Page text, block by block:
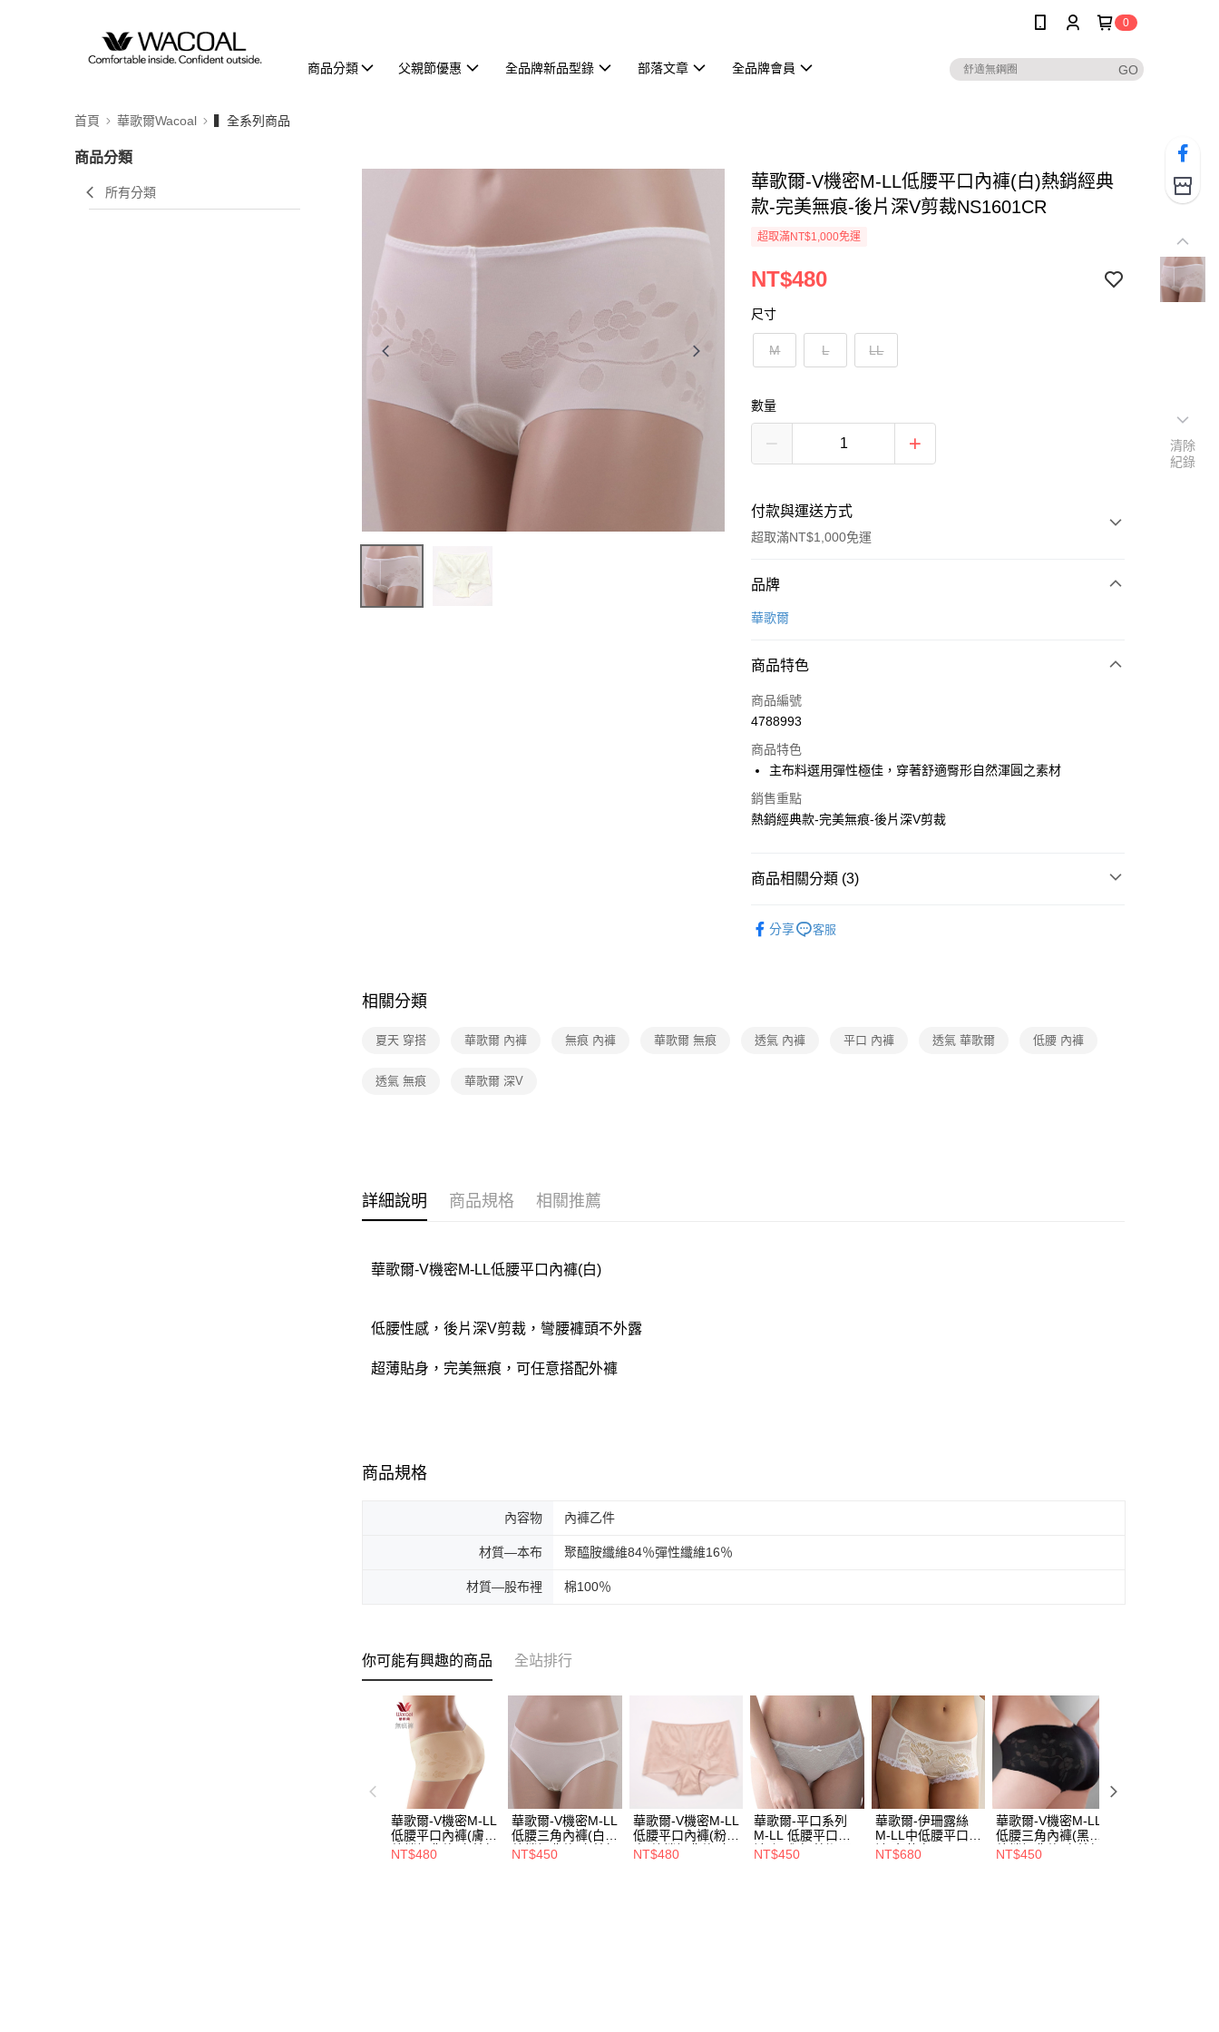
0
商品分類 父親節優惠 全品牌新品型錄 部落文章 全品牌會員
首頁 華歌爾Wacoal ▍全系列商品
商品分類
所有分類
華歌爾-V機密M-LL低腰平口內褲(白)熱銷經典
款-完美無痕-後片深V剪裁NS1601CR
超取滿NT$1,000免運
NT$480
尺寸
M L LL
數量
付款與運送方式
超取滿NT$1,000免運
付款方式
信用卡一次付款
街口支付
ATM付款
運送方式
每筆NT$80，滿NT$1,000(含以上)免運費
每筆NT$80，滿NT$1,000(含以上)免運費
每筆NT$80，滿NT$1,000(含以上)免運費
品牌
華歌爾
商品特色
商品編號
4788993
商品特色
主布料選用彈性極佳，穿著舒適臀形自然渾圓之素材
銷售重點
熱銷經典款-完美無痕-後片深V剪裁
商品相關分類 (3)
分享 客服
相關分類
夏天 穿搭 華歌爾 內褲 無痕 內褲 華歌爾 無痕 透氣 內褲 平口 內褲 透氣 華歌爾 低腰 內褲
透氣 無痕 華歌爾 深V
詳細說明 商品規格 相關推薦
華歌爾-V機密M-LL低腰平口內褲(白)
低腰性感，後片深V剪裁，彎腰褲頭不外露
超薄貼身，完美無痕，可任意搭配外褲
商品規格
內容物 內褲乙件
材質—本布 聚醯胺纖維84％彈性纖維16％
材質—股布裡 棉100％
你可能有興趣的商品 全站排行
華歌爾-V機密M-LL
低腰平口內褲(膚)
熱銷經典款-完美無
痕-後片深V剪裁
NT$480
華歌爾-V機密M-LL
低腰三角內褲(白)
熱銷經典款-完美無
痕-後片深V剪裁
NT$450
華歌爾-V機密M-LL
低腰平口內褲(粉
膚)熱銷經典款-完
美無痕-後片深V剪
NT$480
華歌爾-平口系列
M-LL 低腰平口內
褲(優雅白)簡潔百
搭不走光-必備基本
NT$450
華歌爾-伊珊露絲
M-LL中低腰平口內
褲(奢華白)-
ES1356CR
NT$680
華歌爾-V機密M-LL
低腰三角內褲(黑)
熱銷經典款-完美無
痕-後片深V剪裁-
NT$450
清除
紀錄